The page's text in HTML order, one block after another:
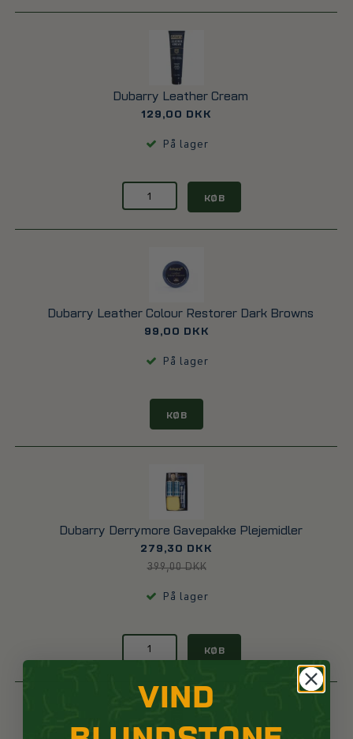
Dubarry Leather Cream
129,00 DKK
På lager
KØB
Dubarry Leather Colour Restorer Dark Browns
99,00 DKK
På lager
KØB
Dubarry Derrymore Gavepakke Plejemidler
279,30 DKK
399,00 DKK
På lager
KØB
VIND